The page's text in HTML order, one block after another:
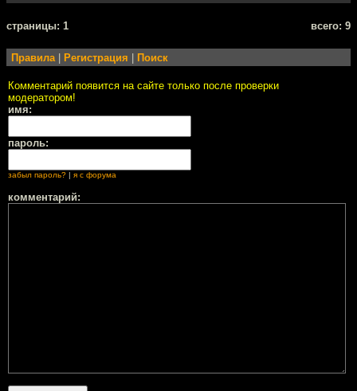
cтраницы: 1 всего: 9
Правила| Регистрация Поиск
Комментарий появится на сайте только после проверки
модератором!
имя:
пароль:
забыл пароль? | я с форума
комментарий: